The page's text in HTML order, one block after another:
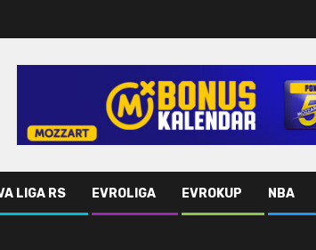
LIGA RS EVROLIGA EVROKUP NBA
zakazao majstoricu